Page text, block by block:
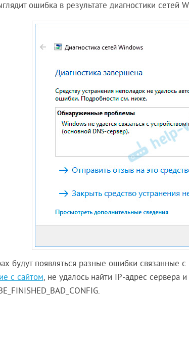
ошибка в результате диагностики сетей
будут появляться разные ошибки связанные
с сайтом, не удалось найти IP-адрес сервера